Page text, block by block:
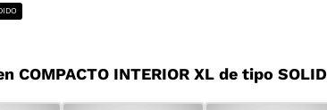
COMPACTO INTERIOR XL de tipo SOLID